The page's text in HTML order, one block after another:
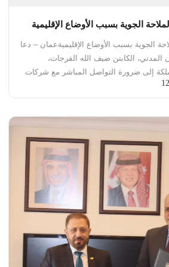
الجوية بسبب الأوضاع الإقليمية
الجوية بسبب الأوضاع الإقليميةعمان – دعا
المدني، الكابتن ضيف الله الفرجات،
إلى ضرورة التواصل المباشر مع شركات
رحلاتهم قبل التوجه إلى المطار.
الجوية المعتادة. وأشار إلى أن هذا الإجراء
وتفادي الازدحامات في صالات المطار
على جداول الرحلات.
الموقف عن كثب وبالتنسيق مع كافة الجهات
العمل وتقديم التسهيلات اللازمة للمسافرين
التي تمر بها المنطقة.